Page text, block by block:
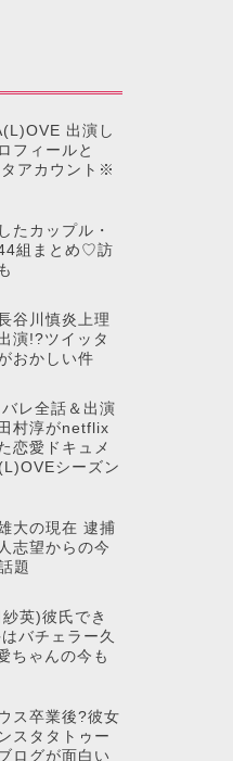
出演し
フィールと
アカウント※
たカップル・
組まとめ♡訪
谷川慎炎上理
演!?ツイッタ
おかしい件
レ全話＆出演
村淳がnetflix
恋愛ドキュメ
シーズン
大の現在 逮捕
志望からの今
題
英)彼氏でき
バチェラー久
ちゃんの今も
ス卒業後?彼女
スタタトゥー
ログが面白い